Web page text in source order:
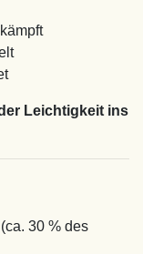
Leichtigkeit ins
(ca. 30 % des